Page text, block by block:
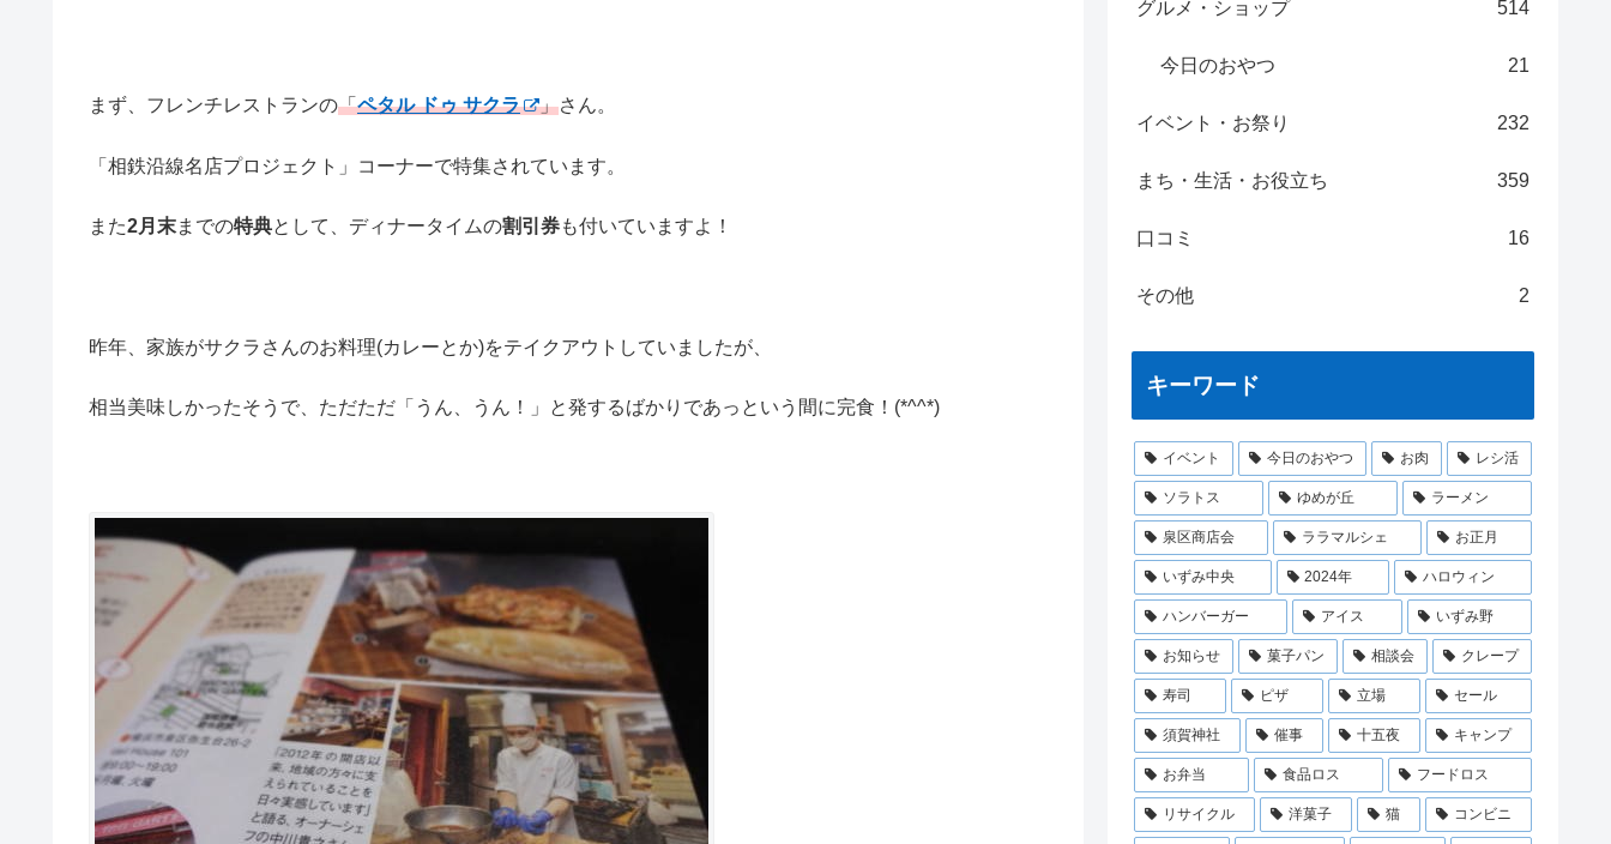
まず、フレンチレストランの「ペタル ドゥ サクラ 」さん。
「相鉄沿線名店プロジェクト」コーナーで特集されています。
また2月末までの特典として、ディナータイムの割引券も付いていますよ！
昨年、家族がサクラさんのお料理(カレーとか)をテイクアウトしていましたが、
相当美味しかったそうで、ただただ「うん、うん！」と発するばかりであっという間に完食！(*^^*)
グルメ・ショップ 514
今日のおやつ 21
イベント・お祭り 232
まち・生活・お役立ち 359
口コミ 16
その他 2
キーワード
イベント 今日のおやつ お肉 レシ活
ソラトス ゆめが丘 ラーメン
泉区商店会 ララマルシェ お正月
いずみ中央 2024年 ハロウィン
ハンバーガー アイス いずみ野
お知らせ 菓子パン 相談会 クレープ
寿司 ピザ 立場 セール
須賀神社 催事 十五夜 キャンプ
お弁当 食品ロス フードロス
リサイクル 洋菓子 猫 コンビニ